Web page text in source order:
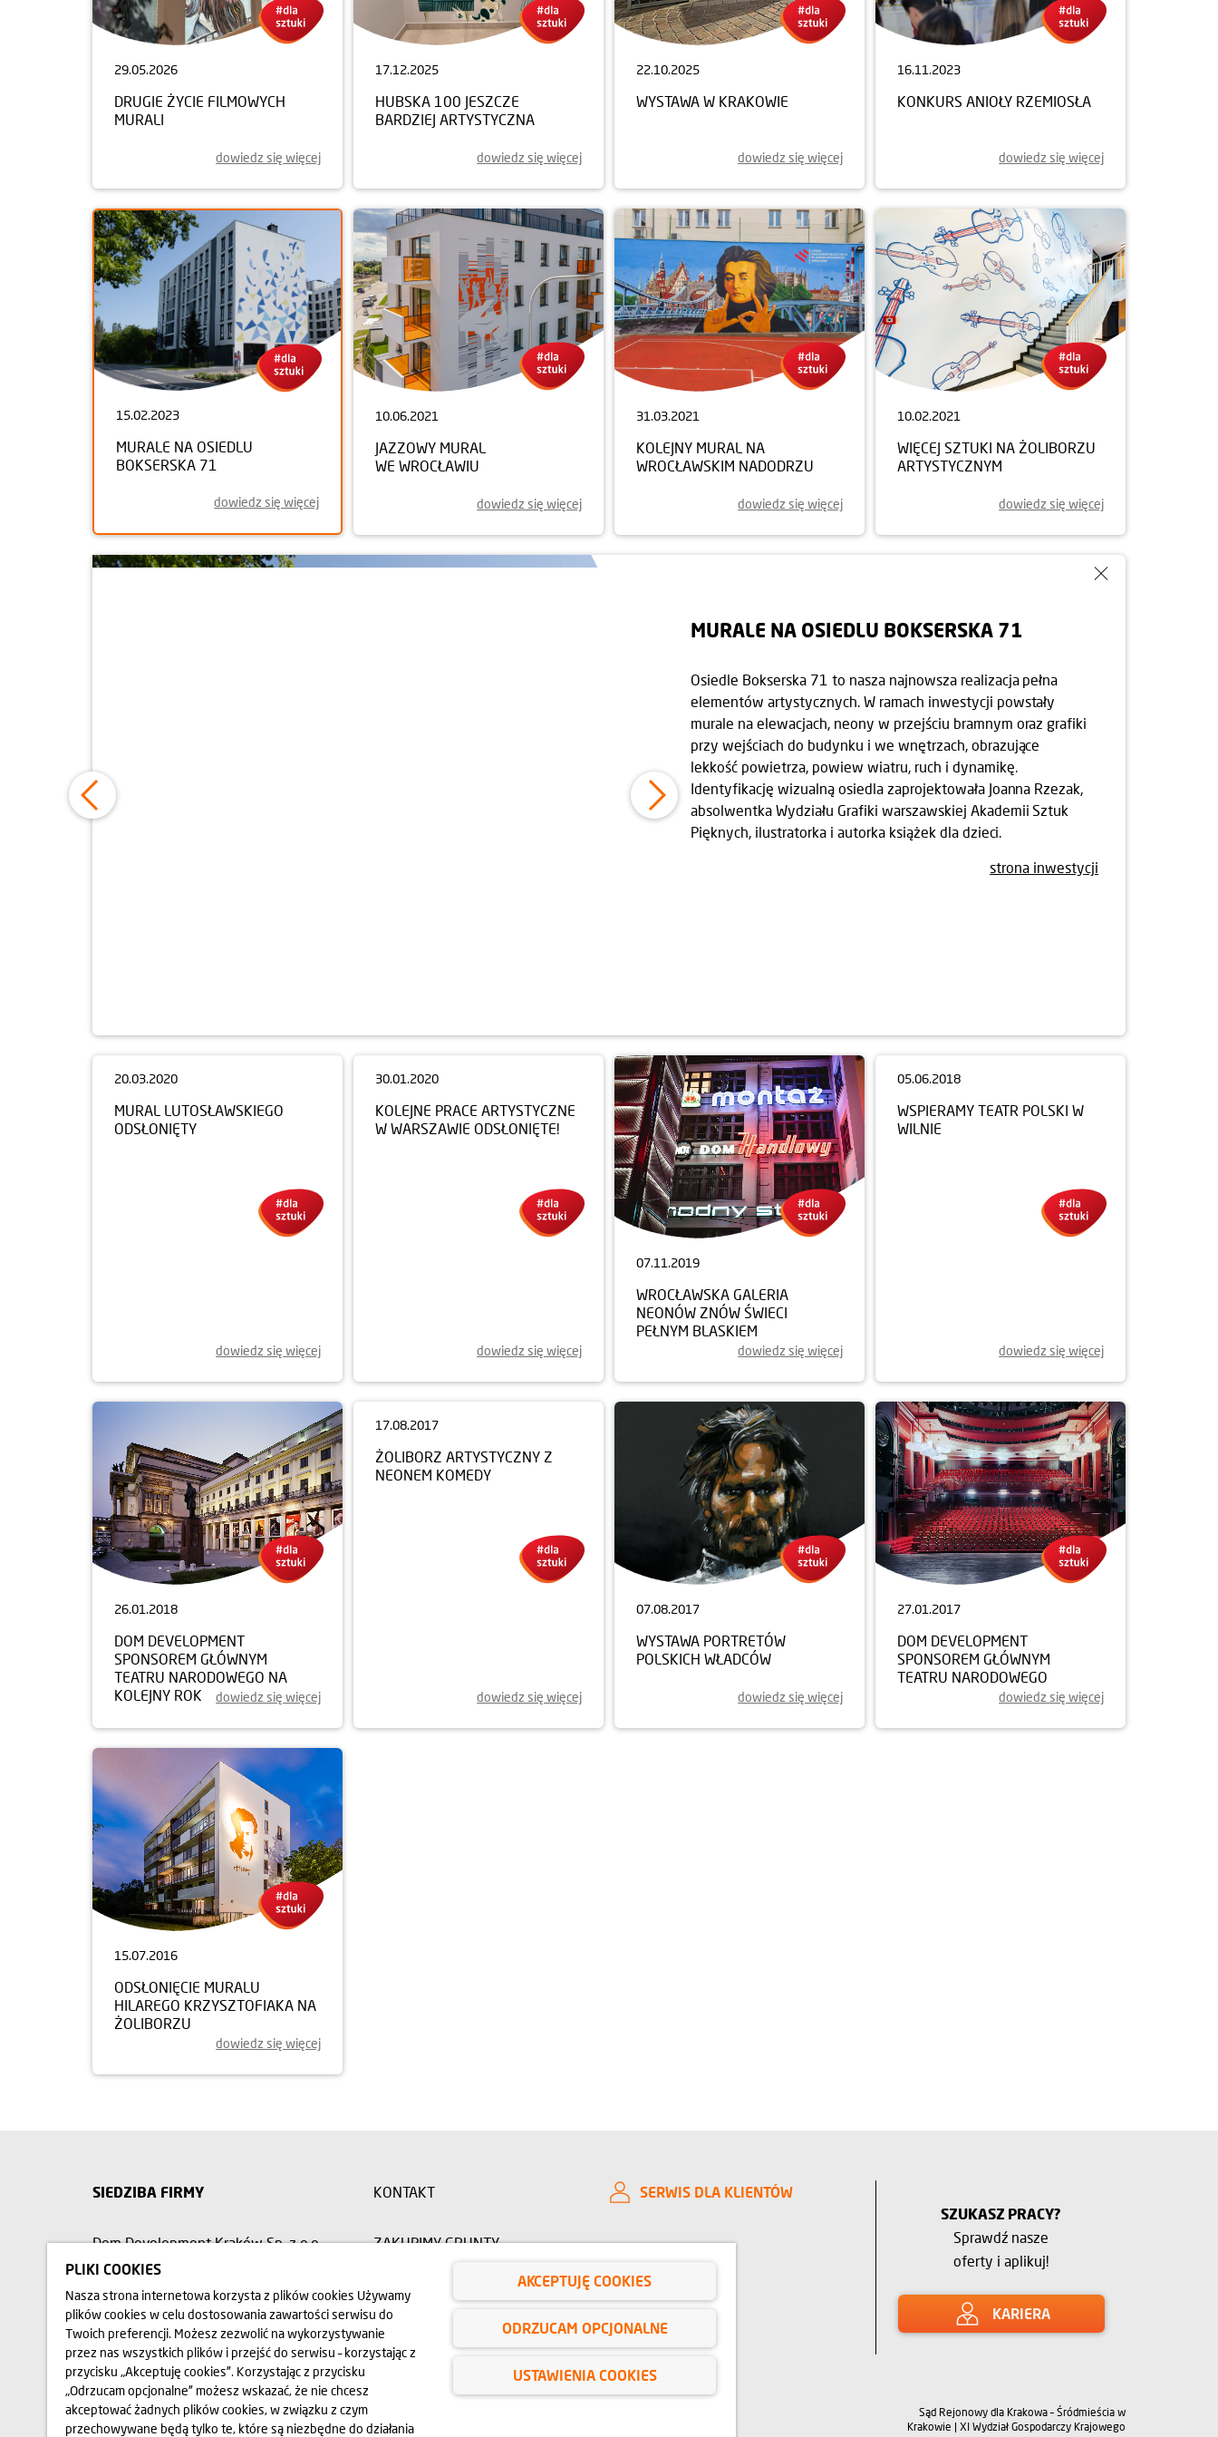
29.05.2026
DRUGIE ŻYCIE FILMOWYCH
MURALI
dowiedz się więcej
17.12.2025
HUBSKA 100 JESZCZE
BARDZIEJ ARTYSTYCZNA
dowiedz się więcej
22.10.2025
WYSTAWA W KRAKOWIE
dowiedz się więcej
16.11.2023
KONKURS ANIOŁY RZEMIOSŁA
dowiedz się więcej
15.02.2023
MURALE NA OSIEDLU
BOKSERSKA 71
dowiedz się więcej
10.06.2021
JAZZOWY MURAL
WE WROCŁAWIU
dowiedz się więcej
31.03.2021
KOLEJNY MURAL NA
WROCŁAWSKIM NADODRZU
dowiedz się więcej
10.02.2021
WIĘCEJ SZTUKI NA ŻOLIBORZU
ARTYSTYCZNYM
dowiedz się więcej
MURALE NA OSIEDLU BOKSERSKA 71
Osiedle Bokserska 71 to nasza najnowsza realizacja pełna
elementów artystycznych. W ramach inwestycji powstały
murale na elewacjach, neony w przejściu bramnym oraz grafiki
przy wejściach do budynku i we wnętrzach, obrazujące
lekkość powietrza, powiew wiatru, ruch i dynamikę.
Identyfikację wizualną osiedla zaprojektowała Joanna Rzezak,
absolwentka Wydziału Grafiki warszawskiej Akademii Sztuk
Pięknych, ilustratorka i autorka książek dla dzieci.
strona inwestycji
dowiedz się więcej
30.01.2020
KOLEJNE PRACE ARTYSTYCZNE
W WARSZAWIE ODSŁONIĘTE!
dowiedz się więcej
07.11.2019
WROCŁAWSKA GALERIA
NEONÓW ZNÓW ŚWIECI
PEŁNYM BLASKIEM
dowiedz się więcej
05.06.2018
WSPIERAMY TEATR POLSKI W
WILNIE
dowiedz się więcej
26.01.2018
DOM DEVELOPMENT
SPONSOREM GŁÓWNYM
TEATRU NARODOWEGO NA
KOLEJNY ROK
dowiedz się więcej dowiedz się więcej
07.08.2017
WYSTAWA PORTRETÓW
POLSKICH WŁADCÓW
dowiedz się więcej
27.01.2017
DOM DEVELOPMENT
SPONSOREM GŁÓWNYM
TEATRU NARODOWEGO
dowiedz się więcej
15.07.2016
ODSŁONIĘCIE MURALU
HILAREGO KRZYSZTOFIAKA NA
ŻOLIBORZU
dowiedz się więcej
SZUKASZ PRACY?
Sprawdź nasze
oferty i aplikuj!
KARIERA
SIEDZIBA FIRMY
Dom Development Kraków Sp. z o.o.
ul. Wadowicka 3A, 30-347 Kraków
12 312 37 00
SERWIS DLA KLIENTÓW
KONTAKT
ZAKUPIMY GRUNTY
RELACJE INWESTORSKIE
OPINIE BLOG
Przedstawione na stronie internetowej www.domd.pl wizualizacje, animacje oraz modele budynku mają charakter poglądowy.
Wygląd budynku oraz zagospodarowanie terenu mogą nieznacznie ulec zmianie na etapie realizacji. Zmianie nie ulegną istotne
Sąd Rejonowy dla Krakowa – Śródmieścia w
Krakowie | XI Wydział Gospodarczy Krajowego
PLIKI COOKIES
Nasza strona internetowa korzysta z plików cookies Używamy
plików cookies w celu dostosowania zawartości serwisu do
Twoich preferencji. Możesz zezwolić na wykorzystywanie
przez nas wszystkich plików i przejść do serwisu – korzystając z
przycisku „Akceptuję cookies”. Korzystając z przycisku
„Odrzucam opcjonalne” możesz wskazać, że nie chcesz
akceptować żadnych plików cookies, w związku z czym
przechowywane będą tylko te, które są niezbędne do działania
AKCEPTUJĘ COOKIES
ODRZUCAM OPCJONALNE
USTAWIENIA COOKIES